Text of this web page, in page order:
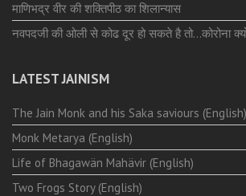
माणिभद्र वीर की शक्तिपीठ का शिलान्यास
नवपदजी की ओली से कोढ दूर हो सकते है तो…कोरोना
LATEST JAINISM
The Jain Monk and his Saka saviours (English)
Monk Metarya (English)
Life of Bhagawän Mahävir (English)
Two Frogs Story (English)